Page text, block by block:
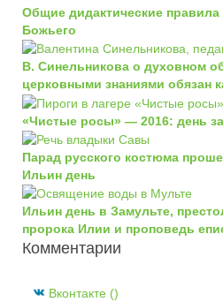
Общие дидактические правила
Божьего
В. Синельникова о духовном
церковными знаниями обязан
«Чистые росы» — 2016: день
Парад русского костюма
Ильин день
Ильин день в Замульте,
пророка Илии и проповедь
Комментарии
Вконтакте ()